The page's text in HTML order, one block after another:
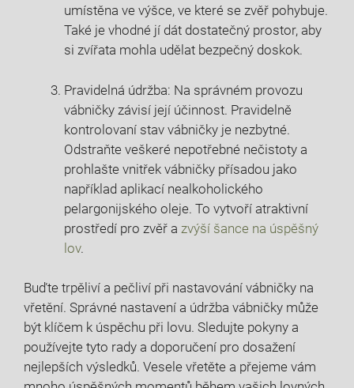
umístěna ve výšce, ve které se zvěř pohybuje.
Také je vhodné jí dát dostatečný prostor, aby
si zvířata mohla udělat bezpečný doskok.
Pravidelná údržba: Na správném provozu​
vábničky závisí její účinnost. Pravidelně
kontrolovaní‌ stav vábničky je nezbytné.
Odstraňte veškeré⁣ nepotřebné nečistoty​ a
prohlašte vnitřek vábničky přísadou jako
například aplikací‌ nealkoholického
pelargonijského oleje. To vytvoří atraktivní
prostředí pro zvěř a zvýší⁤ šance na úspěšný
lov.
Buďte trpěliví a pečliví při nastavování vábničky na
vřetění. ⁤Správné⁤ nastavení a údržba vábničky může
být klíčem k⁤ úspěchu při lovu. Sledujte pokyny a
používejte tyto rady a doporučení pro ⁤dosažení⁣
nejlepších ‌výsledků.⁣ Vesele vřetěte a přejeme vám